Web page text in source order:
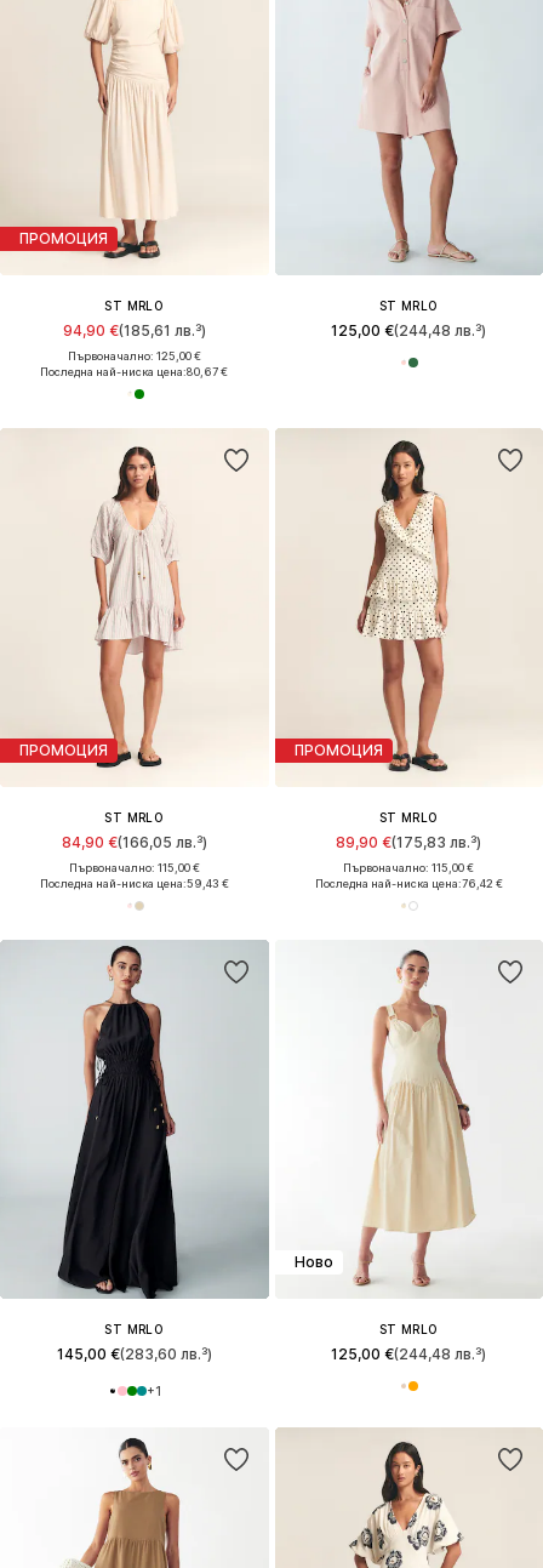
ПРОМОЦИЯ
ST MRLO
94,90 €(185,61 лв.³)
Първоначално: 125,00 €
Последна най-ниска цена:80,67 €
ST MRLO
125,00 €(244,48 лв.³)
ПРОМОЦИЯ
ST MRLO
84,90 €(166,05 лв.³)
Първоначално: 115,00 €
Последна най-ниска цена:59,43 €
ПРОМОЦИЯ
ST MRLO
89,90 €(175,83 лв.³)
Първоначално: 115,00 €
Последна най-ниска цена:76,42 €
ST MRLO
145,00 €(283,60 лв.³)
+1
Ново
ST MRLO
125,00 €(244,48 лв.³)